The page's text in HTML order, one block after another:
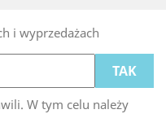
i wyprzedażach
W tym celu należy